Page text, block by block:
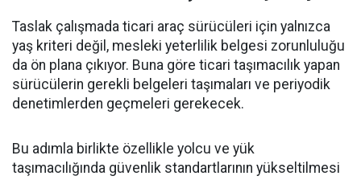
Taslak çalışmada ticari araç sürücüleri için yalnızca
yaş kriteri değil, mesleki yeterlilik belgesi zorunluluğu
da ön plana çıkıyor. Buna göre ticari taşımacılık yapan
sürücülerin gerekli belgeleri taşımaları ve periyodik
denetimlerden geçmeleri gerekecek.
Bu adımla birlikte özellikle yolcu ve yük
taşımacılığında güvenlik standartlarının yükseltilmesi